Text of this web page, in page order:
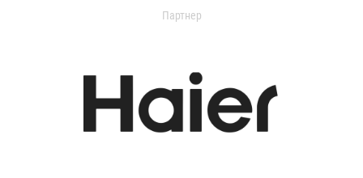
Партнер